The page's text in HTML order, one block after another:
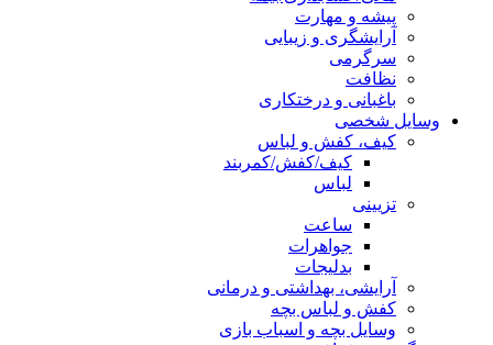
پیشه و مهارت
آرایشگری و زیبایی
سرگرمی
نظافت
باغبانی و درختکاری
وسایل شخصی
کیف، کفش و لباس
کیف/کفش/کمربند
لباس
تزیینی
ساعت
جواهرات
بدلیجات
آرایشی، بهداشتی و درمانی
کفش و لباس بچه
وسایل بچه و اسباب بازی